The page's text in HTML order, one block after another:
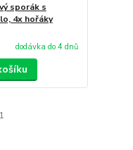
sporák s
4x hořáky
dodávka do 4 dnů